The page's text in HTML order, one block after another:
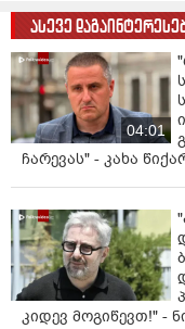
შემთხვევაში
გადაწყვეტილების
ასევე
04:01
ჩარევას" - კახა
კიდევ მოგიწევთ!" -